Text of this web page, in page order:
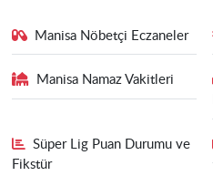
Manisa Nöbetçi Eczaneler
Manisa Namaz Vakitleri
Süper Lig Puan Durumu ve
Fikstür